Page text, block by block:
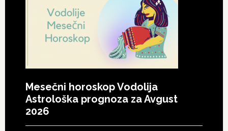
Mesečni horoskop Vodolija
Astrološka prognoza za Avgust
2026